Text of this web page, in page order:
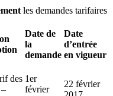
les demandes tarifaires
Date de
la
demande
Date
d’entrée
en vigueur
des 1er
février
22 février